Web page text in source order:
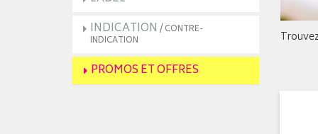
INDICATION / CONTRE-
INDICATION
PROMOS ET OFFRES